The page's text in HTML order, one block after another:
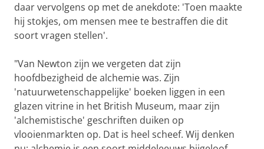
daar vervolgens op met de anekdote: 'Toen maakte
hij stokjes, om mensen mee te bestraffen die dit
soort vragen stellen'.
"Van Newton zijn we vergeten dat zijn
hoofdbezigheid de alchemie was. Zijn
'natuurwetenschappelijke' boeken liggen in een
glazen vitrine in het British Museum, maar zijn
'alchemistische' geschriften duiken op
vlooienmarkten op. Dat is heel scheef. Wij denken